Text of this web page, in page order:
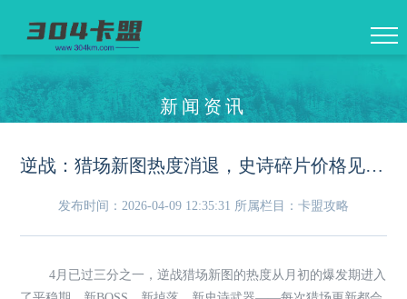
新闻资讯
逆战：猎场新图热度消退，史诗碎片价格见底——现在囤还是再等等？
发布时间：2026-04-09 12:35:31 所属栏目：卡盟攻略
4月已过三分之一，逆战猎场新图的热度从月初的爆发期进入